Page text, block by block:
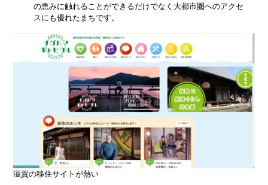
の恵みに触れることができるだけでなく大都市圏へのアクセ
スにも優れたまちです。
滋賀の移住サイトが熱い